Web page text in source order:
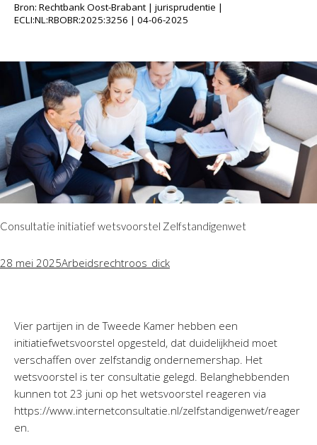
Bron: Rechtbank Oost-Brabant | jurisprudentie |
ECLI:NL:RBOBR:2025:3256 | 04-06-2025
Consultatie initiatief wetsvoorstel Zelfstandigenwet
28 mei 2025Arbeidsrechtroos_dick
Vier partijen in de Tweede Kamer hebben een
initiatiefwetsvoorstel opgesteld, dat duidelijkheid moet
verschaffen over zelfstandig ondernemershap. Het
wetsvoorstel is ter consultatie gelegd. Belanghebbenden
kunnen tot 23 juni op het wetsvoorstel reageren via
https://www.internetconsultatie.nl/zelfstandigenwet/reager
en.